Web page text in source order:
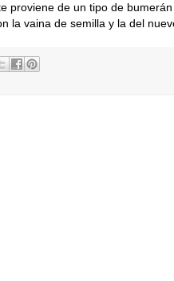
proviene de un tipo de
la vaina de semilla y la del